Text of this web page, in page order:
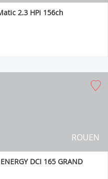
2.3 HPi 156ch
ROUEN
DCI 165 GRAND